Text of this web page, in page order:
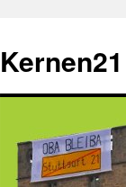
springen
Kernen21